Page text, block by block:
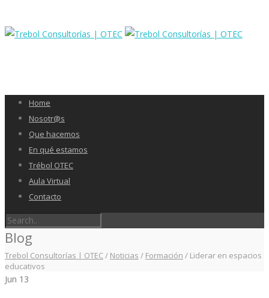
Home
Nosotr@s
Que hacemos
En qué estamos
Trébol OTEC
Aula Virtual
Contacto
Blog
Trebol Consultorías | OTEC/ Noticias / Formación / Liderar en espacios
educativos
Jun 13